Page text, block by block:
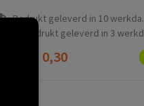
Bedrukt geleverd in 10 werkdag(en)
Onbedrukt geleverd in 3 werkdag(en)
€ 0,30